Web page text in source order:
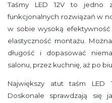
Taśmy LED 12V to jedno
funkcjonalnych rozwiązań w
w sobie wysoką efektywność
elastyczność montażu.
długość i dopasować
salonu, przez kuchnię, aż po
Największy atut taśm LED
Doskonale sprawdzają się